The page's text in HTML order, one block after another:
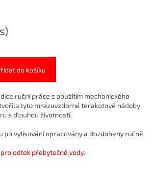
do košíku
ruční práce s použitím mechanického
tyto mrazuvzdorné terakotové nádoby
s dlouhou životností.
po vylisování opracovány a dozdobeny ručně.
odtok přebytečné vody.